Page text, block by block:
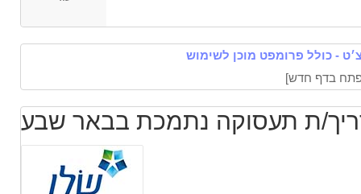
- כולל פרומפט מוכן לשימוש
ת תעסוקה נתמכת בבאר שבע